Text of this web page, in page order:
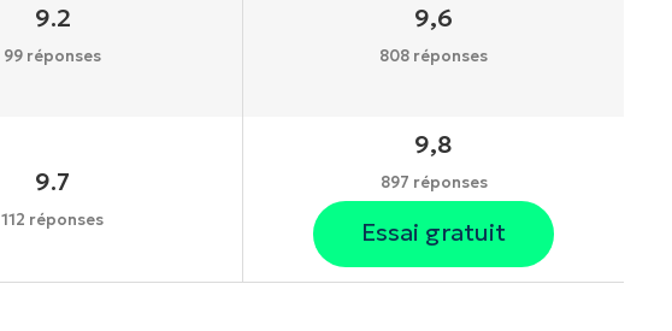
9.2
99 réponses
9,6
808 réponses
9.7
112 réponses
9,8
897 réponses
Essai gratuit